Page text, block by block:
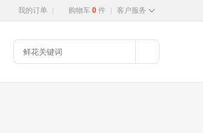
我的订单 购物车 0 件 客户服务